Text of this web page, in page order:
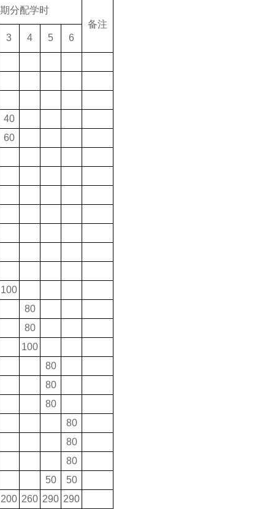
分配学时
备注
3 4 5 6
40
60
100
80
80
100
80
80
80
80
80
80
50
50
200 260 290 290